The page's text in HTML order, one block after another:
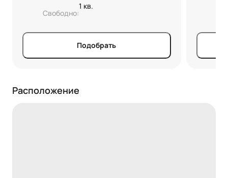
Свободно:
1 кв.
Подобрать
Расположение